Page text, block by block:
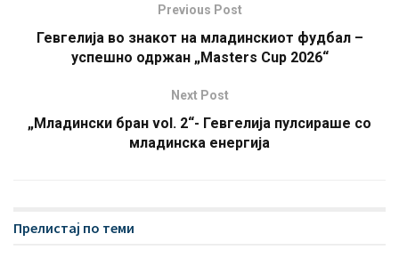
Previous Post
Гевгелија во знакот на младинскиот фудбал –
успешно одржан „Masters Cup 2026“
Next Post
„Младински бран vol. 2“- Гевгелија пулсираше со
младинска енергија
Прелистај по теми